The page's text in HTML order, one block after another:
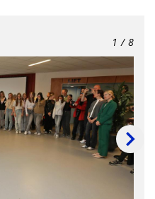
1 / 8